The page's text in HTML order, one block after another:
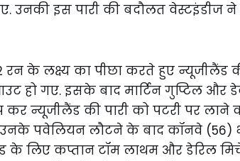
उनकी इस पारी की बदौलत
के लक्ष्य का पीछा करते हुए न्यूजीलैंड
हो गए. इसके बाद मार्टिन गुप्टिल और
कर न्यूजीलैंड की पारी को पटरी पर लाने
पवेलियन लौटने के बाद कॉनवे (56)
के लिए कप्तान टॉम लाथम और डेरिल